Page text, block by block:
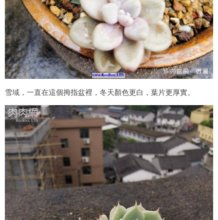
雪域，一直在這個拇指盆裡，冬天顏色更白，葉片更厚實。